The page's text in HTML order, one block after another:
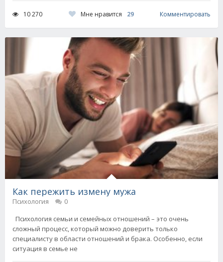
10 270 Мне нравится 29 Комментировать
Как пережить измену мужа
Психология
0
Психология семьи и семейных отношений – это очень
сложный процесс, который можно доверить только
специалисту в области отношений и брака. Особенно, если
ситуация в семье не